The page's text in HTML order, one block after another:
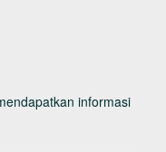
informasi